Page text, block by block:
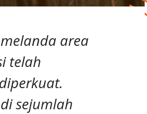
area
telah
sejumlah